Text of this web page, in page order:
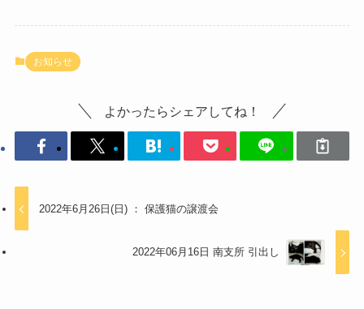
お知らせ
よかったらシェアしてね！
2022年6月26日(日) ： 保護猫の譲渡会
2022年06月16日 南支所 引出し